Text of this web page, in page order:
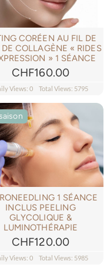
CORÉEN AU FIL DE
DE COLLAGÈNE « RIDES
» 1 SÉANCE
CHF160.00
Views: 0 Total Views: 5795
1 SÉANCE
INCLUS PEELING
GLYCOLIQUE &
LUMINOTHÉRAPIE
CHF120.00
Views: 0 Total Views: 5985